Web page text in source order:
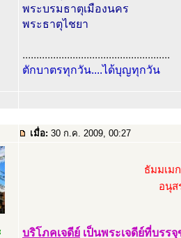
พระบรมธาตุเมืองนคร
พระธาตุไชยา
.....................................................
ตักบาตรทุกวัน....ได้บุญทุกวัน
เมื่อ: 30 ก.ค. 2009, 00:27
ธัมมเม
อนุ
บริโภคเจดีย์ เป็นพระเจดีย์ที่บรร